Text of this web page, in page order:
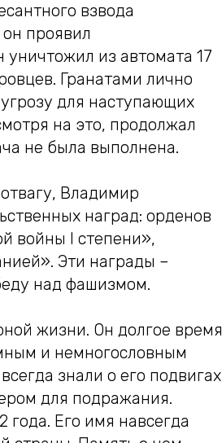
взвода
проявил
из автомата 17
Гранатами лично
для наступающих
на это, продолжал
не была выполнена.
Владимир
наград: орденов
войны I степени»,
Эти награды –
над фашизмом.
жизни. Он долгое время
и немногословным
знали о его подвигах
для подражания.
Его имя навсегда